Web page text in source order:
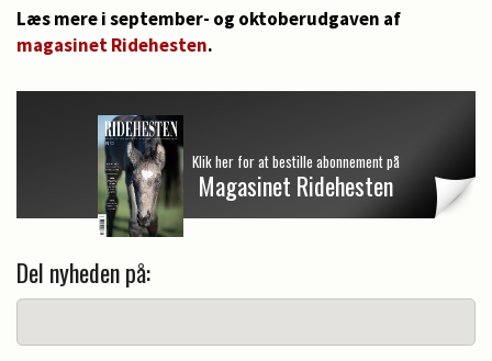
Læs mere i september- og oktoberudgaven af
magasinet Ridehesten.
Klik her for at bestille abonnement på
Magasinet Ridehesten
Del nyheden på: